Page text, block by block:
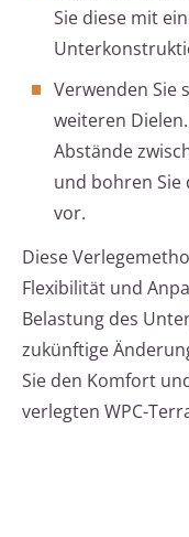
Sie diese mit
Verwenden Sie
weiteren
Abstände
und bohren Sie
vor.
Diese
Flexibilität und
Belastung des
zukünftige
Sie den Komfort
verlegten WPC-